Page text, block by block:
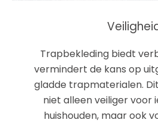
Trapbekleding biedt
vermindert de kans op
gladde trapmaterialen.
niet alleen veiliger voor
huishouden, maar ook